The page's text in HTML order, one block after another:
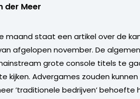
der Meer
maand staat een artikel over de
afgelopen november. De
grote console titels te
kijken. Advergames zouden
’traditionele bedrijven’